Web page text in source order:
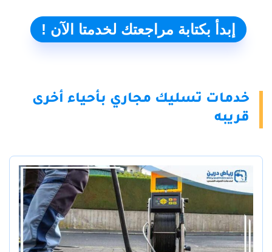
إبدأ بكتابة مراجعتك لخدمتا الآن !
خدمات تسليك مجاري بأحياء أخرى
قريبه